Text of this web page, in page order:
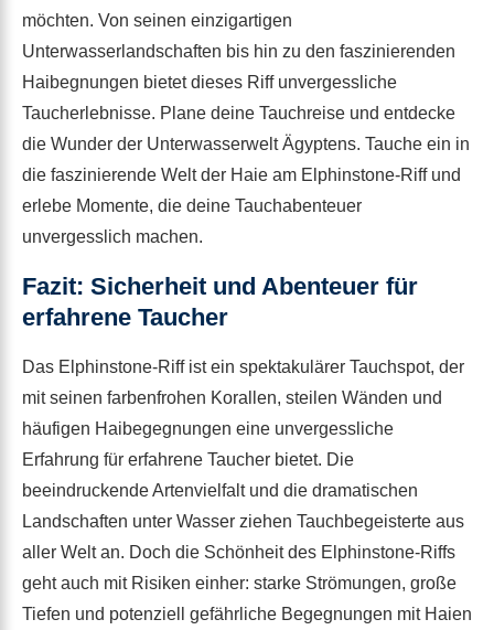
möchten. Von seinen einzigartigen
Unterwasserlandschaften bis hin zu den faszinierenden
Haibegnungen bietet dieses Riff unvergessliche
Taucherlebnisse. Plane deine Tauchreise und entdecke
die Wunder der Unterwasserwelt Ägyptens. Tauche ein in
die faszinierende Welt der Haie am Elphinstone-Riff und
erlebe Momente, die deine Tauchabenteuer
unvergesslich machen.
Fazit: Sicherheit und Abenteuer für
erfahrene Taucher
Das Elphinstone-Riff ist ein spektakulärer Tauchspot, der
mit seinen farbenfrohen Korallen, steilen Wänden und
häufigen Haibegegnungen eine unvergessliche
Erfahrung für erfahrene Taucher bietet. Die
beeindruckende Artenvielfalt und die dramatischen
Landschaften unter Wasser ziehen Tauchbegeisterte aus
aller Welt an. Doch die Schönheit des Elphinstone-Riffs
geht auch mit Risiken einher: starke Strömungen, große
Tiefen und potenziell gefährliche Begegnungen mit Haien